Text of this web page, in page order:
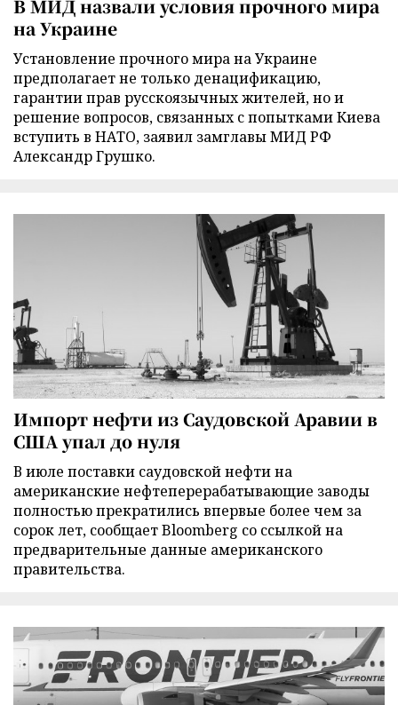
В МИД назвали условия прочного мира
на Украине
Установление прочного мира на Украине
предполагает не только денацификацию,
гарантии прав русскоязычных жителей, но и
решение вопросов, связанных с попытками Киева
вступить в НАТО, заявил замглавы МИД РФ
Александр Грушко.
Импорт нефти из Саудовской Аравии в
США упал до нуля
В июле поставки саудовской нефти на
американские нефтеперерабатывающие заводы
полностью прекратились впервые более чем за
сорок лет, сообщает Bloomberg со ссылкой на
предварительные данные американского
правительства.